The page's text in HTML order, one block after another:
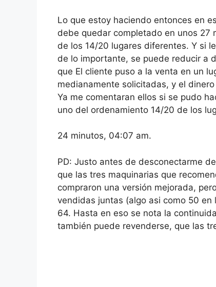
Lo que estoy haciendo entonces en
debe quedar completado en unos
de los 14/20 lugares diferentes. Y si
de lo importante, se puede reducir a
que El cliente puso a la venta en un
medianamente solicitadas, y el
Ya me comentaran ellos si se pudo
uno del ordenamiento 14/20 de los
24 minutos, 04:07 am.
PD: Justo antes de desconectarme
que las tres maquinarias que
compraron una versión mejorada,
vendidas juntas (algo asi como 50
64. Hasta en eso se nota la
también puede revenderse, que las